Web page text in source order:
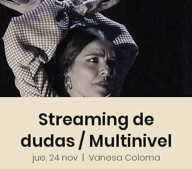
Streaming de
dudas / Multinivel
jue, 24 nov
  |
Vanesa Coloma